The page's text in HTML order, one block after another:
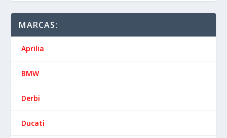
MARCAS:
Aprilia
BMW
Derbi
Ducati